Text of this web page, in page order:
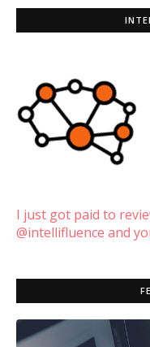
I just got paid to
@intellifluence and